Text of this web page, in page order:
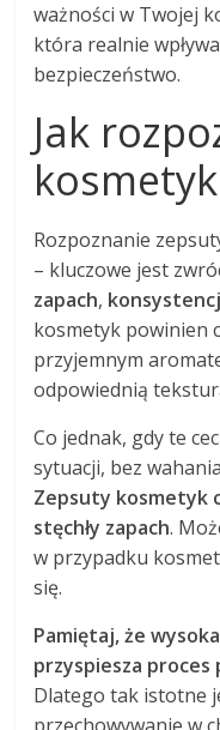
ważności w Twojej
która realnie
bezpieczeństwo.
Jak
Rozpoznanie
– kluczowe jest
zapach,
kosmetyk powinien
przyjemnym
odpowiednią
Co jednak, gdy te
sytuacji, bez
Zepsuty kosmetyk
stęchły zapach.
w przypadku
się.
Pamiętaj, że
przyspiesza proces
Dlatego tak istotne